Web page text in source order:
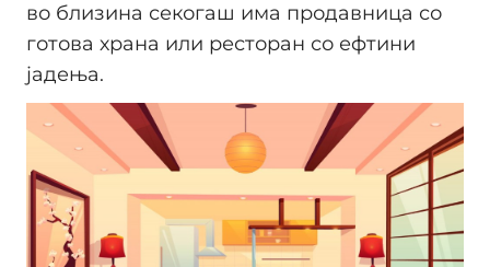
во близина секогаш има продавница со
готова храна или ресторан со ефтини
јадења.